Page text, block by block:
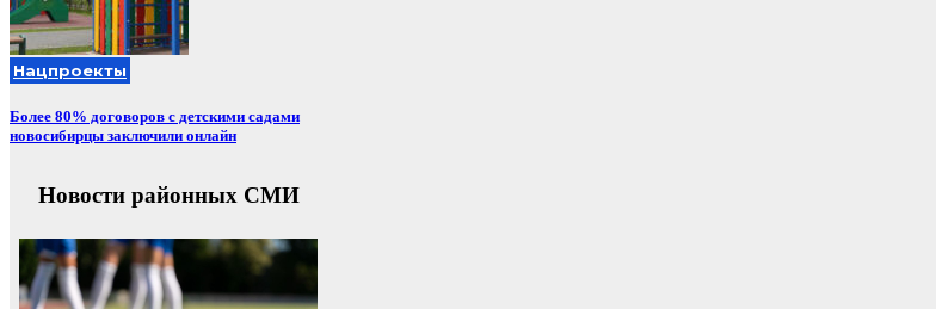
Нацпроекты
Более 80% договоров с детскими садами
новосибирцы заключили онлайн